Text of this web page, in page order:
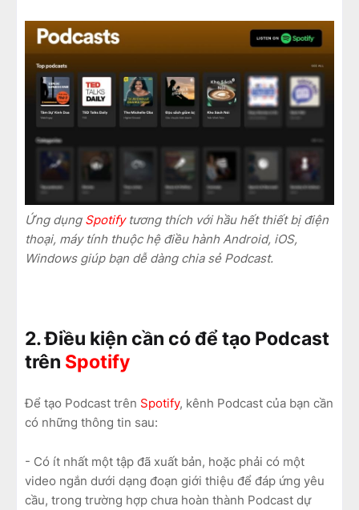
Ứng dụng Spotifytương thích với hầu hết thiết bị điện
thoại, máy tính thuộc hệ điều hành Android, iOS,
Windows giúp bạn dễ dàng chia sẻ Podcast.
2. Điều kiện cần có để tạo Podcast
trên Spotify
Để tạo Podcast trên Spotify, kênh Podcast của bạn cần
có những thông tin sau:
- Có ít nhất một tập đã xuất bản, hoặc phải có một
video ngắn dưới dạng đoạn giới thiệu để đáp ứng yêu
cầu, trong trường hợp chưa hoàn thành Podcast dự